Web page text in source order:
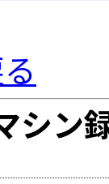
シン